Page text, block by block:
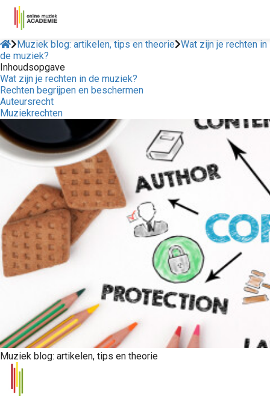
Muziek blog: artikelen, tips en theorie Wat zijn je rechten in
de muziek?
Inhoudsopgave
Wat zijn je rechten in de muziek?
Rechten begrijpen en beschermen
Auteursrecht
Muziekrechten
Muziek blog: artikelen, tips en theorie